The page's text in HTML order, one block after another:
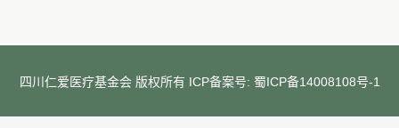
四川仁爱医疗基金会 版权所有 ICP备案号: 蜀ICP备14008108号-1